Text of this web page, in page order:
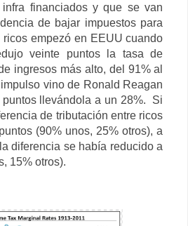
financiados y que se van
de bajar impuestos para
ricos empezó en EEUU cuando
veinte puntos la tasa de
ingresos más alto, del 91% al
vino de Ronald Reagan
puntos llevándola a un 28%. Si
de tributación entre ricos
(90% unos, 25% otros), a
diferencia se había reducido a
15% otros).